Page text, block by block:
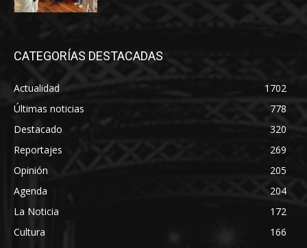
CATEGORÍAS DESTACADAS
Actualidad
1702
Últimas noticias
778
Destacado
320
Reportajes
269
Opinión
205
Agenda
204
La Noticia
172
Cultura
166